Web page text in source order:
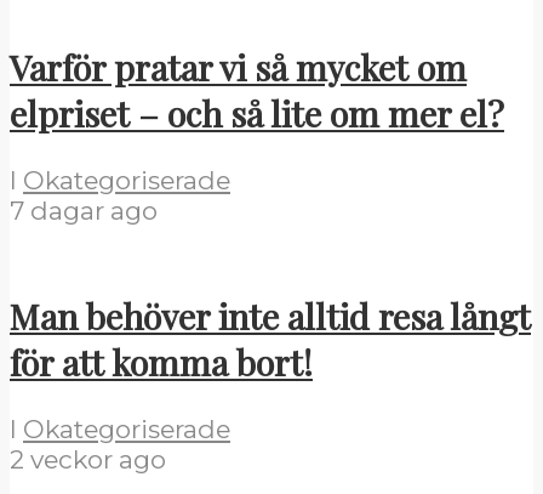
Varför pratar vi så mycket om
elpriset – och så lite om mer el?
I Okategoriserade
7 dagar ago
Man behöver inte alltid resa långt
för att komma bort!
I Okategoriserade
2 veckor ago